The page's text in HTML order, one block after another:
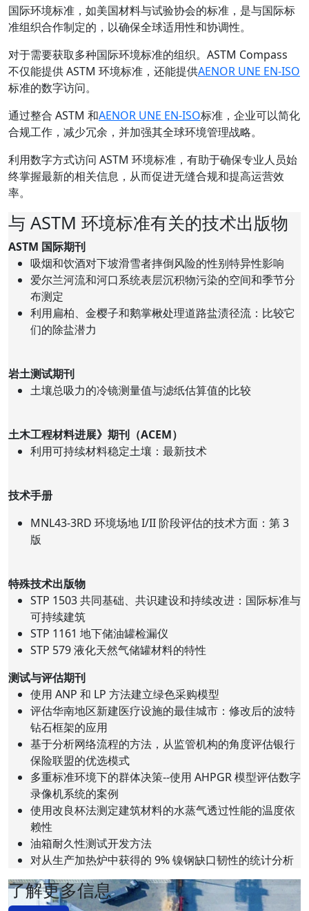
国际环境标准，如美国材料与试验协会的标准，是与国际标
准组织合作制定的，以确保全球适用性和协调性。
对于需要获取多种国际环境标准的组织。ASTM Compass
不仅能提供 ASTM 环境标准，还能提供AENOR UNE EN-ISO
标准的数字访问。
通过整合 ASTM 和AENOR UNE EN-ISO标准，企业可以简化
合规工作，减少冗余，并加强其全球环境管理战略。
利用数字方式访问 ASTM 环境标准，有助于确保专业人员始
终掌握最新的相关信息，从而促进无缝合规和提高运营效
率。
与 ASTM 环境标准有关的技术出版物
ASTM 国际期刊
吸烟和饮酒对下坡滑雪者摔倒风险的性别特异性影响
爱尔兰河流和河口系统表层沉积物污染的空间和季节分
布测定
利用扁柏、金樱子和鹅掌楸处理道路盐渍径流：比较它
们的除盐潜力
岩土测试期刊
土壤总吸力的冷镜测量值与滤纸估算值的比较
土木工程材料进展》期刊（ACEM）
利用可持续材料稳定土壤：最新技术
技术手册
MNL43-3RD 环境场地 I/II 阶段评估的技术方面：第 3
版
特殊技术出版物
STP 1503 共同基础、共识建设和持续改进：国际标准与
可持续建筑
STP 1161 地下储油罐检漏仪
STP 579 液化天然气储罐材料的特性
测试与评估期刊
使用 ANP 和 LP 方法建立绿色采购模型
评估华南地区新建医疗设施的最佳城市：修改后的波特
钻石框架的应用
基于分析网络流程的方法，从监管机构的角度评估银行
保险联盟的优选模式
多重标准环境下的群体决策--使用 AHPGR 模型评估数字
录像机系统的案例
使用改良杯法测定建筑材料的水蒸气透过性能的温度依
赖性
油箱耐久性测试开发方法
对从生产加热炉中获得的 9% 镍钢缺口韧性的统计分析
了解更多信息